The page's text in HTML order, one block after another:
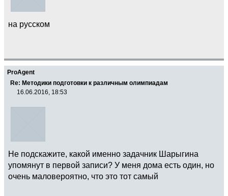
на русском
ProAgent
Re: Методики подготовки к различным олимпиадам
16.06.2016, 18:53
Не подскажите, какой именно задачник Шарыгина
упомянут в первой записи? У меня дома есть один, но
очень маловероятно, что это тот самый